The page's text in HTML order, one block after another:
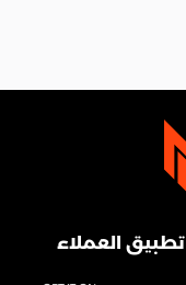
تطبيق العملاء